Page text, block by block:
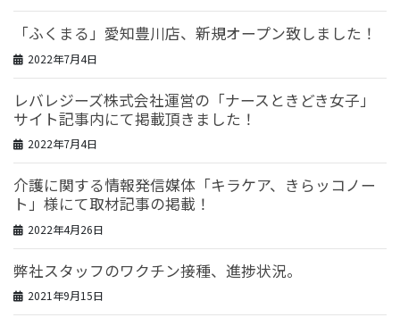
「ふくまる」愛知豊川店、新規オープン致しました！
2022年7月4日
レバレジーズ株式会社運営の「ナースときどき女子」
サイト記事内にて掲載頂きました！
2022年7月4日
介護に関する情報発信媒体「キラケア、きらッコノー
ト」様にて取材記事の掲載！
2022年4月26日
弊社スタッフのワクチン接種、進捗状況。
2021年9月15日